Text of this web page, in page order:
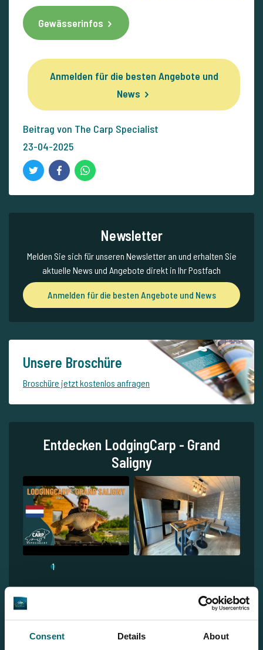
Consent Details About
Gewässerinfos
Anmelden für die besten Angebote und
News
Beitrag von The Carp Specialist
23-04-2025
Newsletter
Melden Sie sich für unseren Newsletter an und erhalten Sie
aktuelle News und Angebote direkt in Ihr Postfach
Anmelden für die besten Angebote und News
Unsere Broschüre
Broschüre jetzt kostenlos anfragen
Entdecken LodgingCarp - Grand
Saligny
1